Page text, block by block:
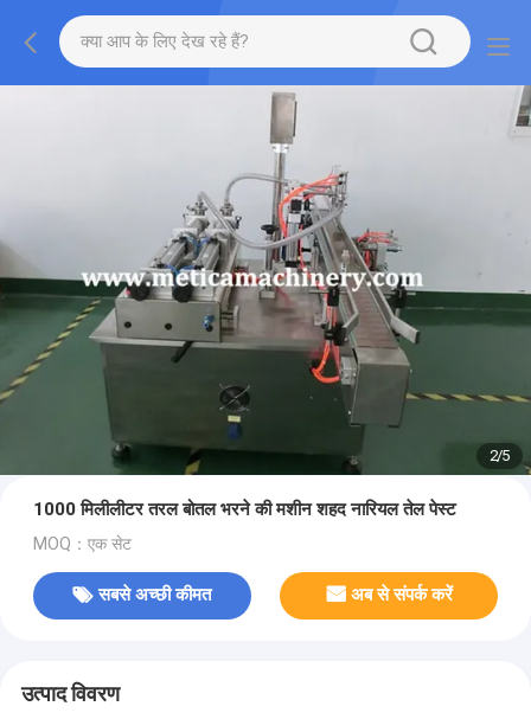
2/5
1000 मिलीलीटर तरल बोतल भरने की मशीन शहद नारियल तेल पेस्ट
MOQ：एक सेट
सबसे अच्छी कीमत अब से संपर्क करें
उत्पाद विवरण